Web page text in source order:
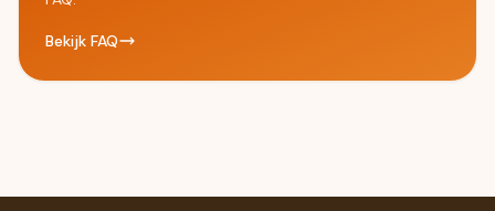
Bekijk FAQ